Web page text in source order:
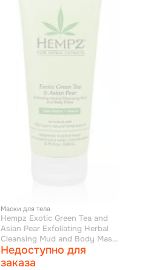
Маски для тела
Hempz Exotic Green Tea and
Asian Pear Exfoliating Herbal
Cleansing Mud and Body Mask
- Маска-глина растительная
отшелушивающая 200 мл
Недоступно для
заказа